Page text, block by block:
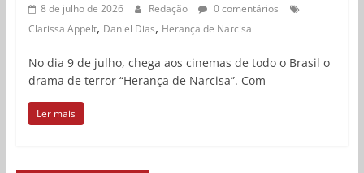
8 de julho de 2026 Redação
0 comentários
Clarissa Appelt, Daniel Dias, Herança de Narcisa
No dia 9 de julho, chega aos cinemas de todo o Brasil o
drama de terror “Herança de Narcisa”. Com
Ler mais